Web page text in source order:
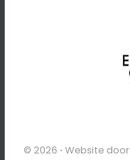
© 2026 · Website door